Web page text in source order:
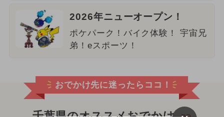
2026年ニューオープン！
ポケパーク！バイク体験！ 宇宙兄
弟！eスポーツ！
おでかけ先に迷ったらココ！